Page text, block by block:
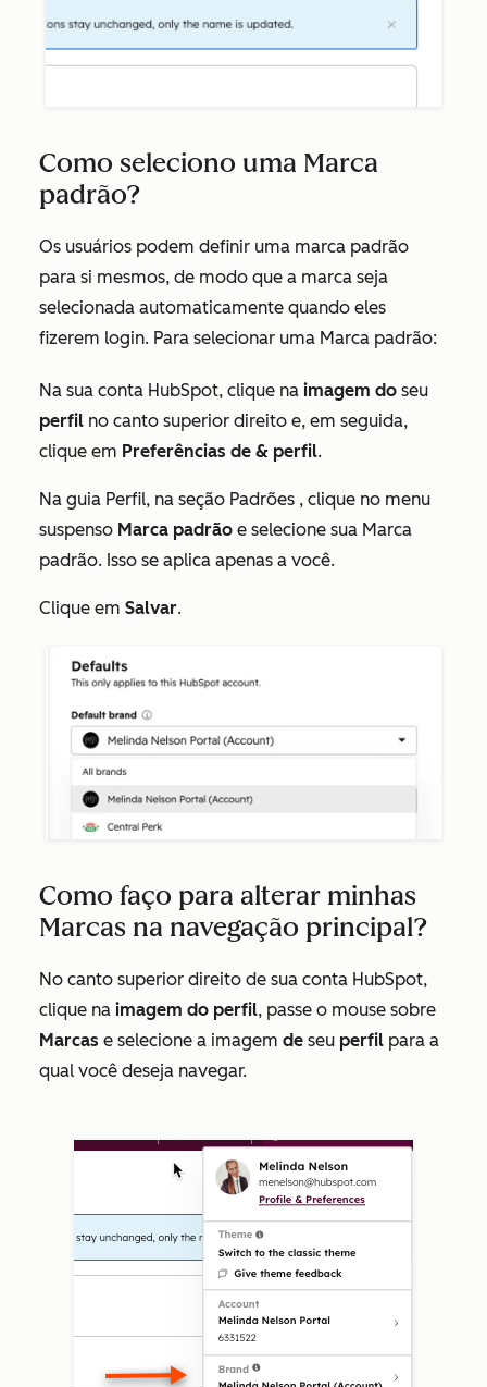
Como seleciono uma Marca
padrão?
Os usuários podem definir uma marca padrão
para si mesmos, de modo que a marca seja
selecionada automaticamente quando eles
fizerem login. Para selecionar uma Marca padrão:
Na sua conta HubSpot, clique na imagem do seu
perfil no canto superior direito e, em seguida,
clique em Preferências de & perfil.
Na guia Perfil, na seção Padrões , clique no menu
suspenso Marca padrão e selecione sua Marca
padrão. Isso se aplica apenas a você.
Clique em Salvar.
Como faço para alterar minhas
Marcas na navegação principal?
No canto superior direito de sua conta HubSpot,
clique na imagem do perfil, passe o mouse sobre
Marcas e selecione a imagem de seu perfil para a
qual você deseja navegar.